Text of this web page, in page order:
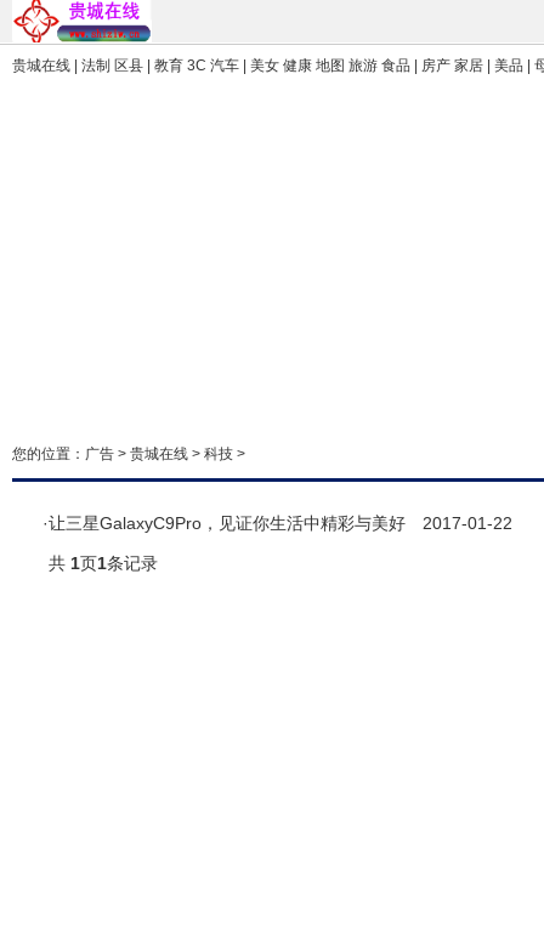
贵城在线 | 法制 区县 | 教育 3C 汽车 | 美女 健康 地图 旅游 食品 | 房产 家居 | 美品 |
您的位置： 广告 > 贵城在线 > 科技 >
·让三星GalaxyC9Pro，见证你生活中精彩与美好 2017-01-22
共 1页1条记录